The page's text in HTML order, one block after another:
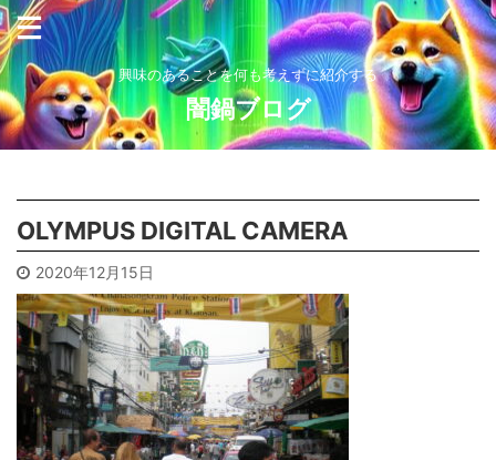
興味のあることを何も考えずに紹介する
闇鍋ブログ
OLYMPUS DIGITAL CAMERA
2020年12月15日